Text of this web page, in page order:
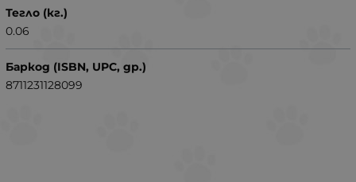
Тегло (кг.)
0.06
Баркод (ISBN, UPC, др.)
8711231128099